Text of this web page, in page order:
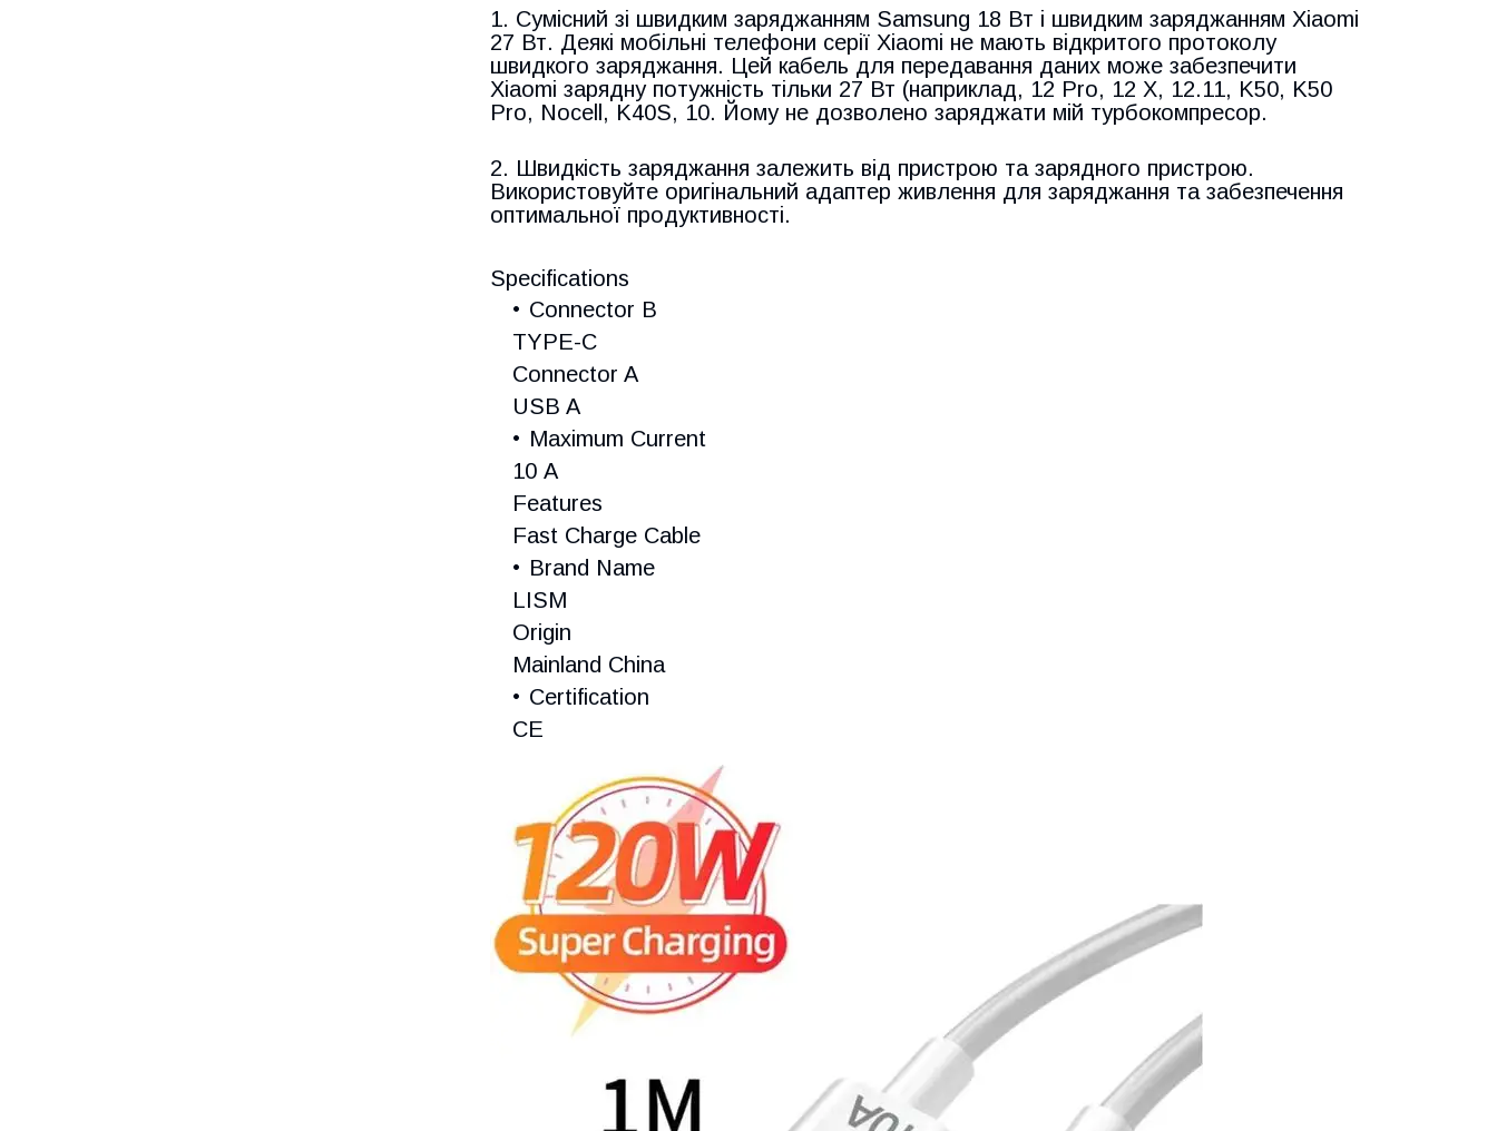
1. Сумісний зі швидким заряджанням Samsung 18 Вт і швидким заряджанням Xiaomi
27 Вт. Деякі мобільні телефони серії Xiaomi не мають відкритого протоколу
швидкого заряджання. Цей кабель для передавання даних може забезпечити
Xiaomi зарядну потужність тільки 27 Вт (наприклад, 12 Pro, 12 X, 12.11, K50, K50
Pro, Nocell, K40S, 10. Йому не дозволено заряджати мій турбокомпресор.
2. Швидкість заряджання залежить від пристрою та зарядного пристрою.
Використовуйте оригінальний адаптер живлення для заряджання та забезпечення
оптимальної продуктивності.
Specifications
Connector B
TYPE-C
Connector A
USB A
Maximum Current
10 A
Features
Fast Charge Cable
Brand Name
LISM
Origin
Mainland China
Certification
CE